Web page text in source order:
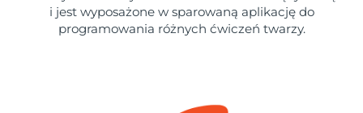
i jest wyposażone w sparowaną aplikację do
programowania różnych ćwiczeń twarzy.